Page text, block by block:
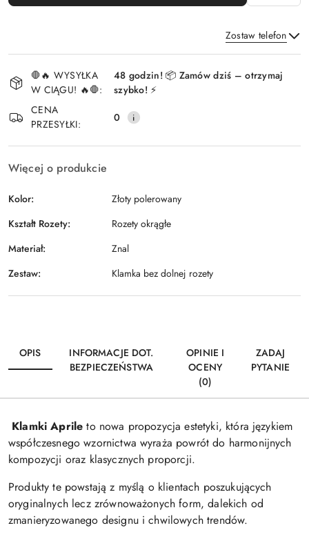
Zostaw telefon
Wyślij
i
dostawa
🛑🔥 WYSYŁKA
W CIĄGU! 🔥🛑:
48 godzin! 📦 Zamów dziś – otrzymaj
szybko! ⚡
CENA
PRZESYŁKI:
0
Więcej o produkcie
Kolor:
Złoty polerowany
Kształt Rozety:
Rozety okrągłe
Materiał:
Znal
Zestaw:
Klamka bez dolnej rozety
OPIS
INFORMACJE DOT.
BEZPIECZEŃSTWA
OPINIE I
OCENY
(0)
ZADAJ
PYTANIE
Klamki Aprile to nowa propozycja estetyki, która językiem
współczesnego wzornictwa wyraża powrót do harmonijnych
kompozycji oraz klasycznych proporcji.
Produkty te powstają z myślą o klientach poszukujących
oryginalnych lecz zrównoważonych form, dalekich od
zmanieryzowanego designu i chwilowych trendów.